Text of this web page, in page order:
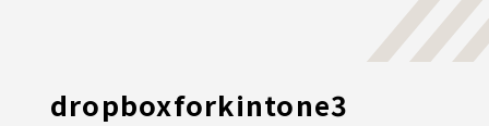
dropboxforkintone3